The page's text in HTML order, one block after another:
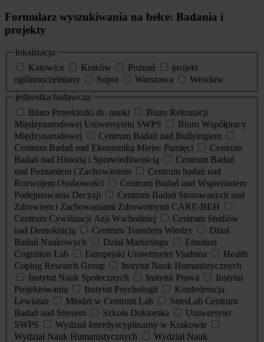
Formularz wyszukiwania na belce: Badania i
projekty
lokalizacja:
Katowice
Kraków Poznań
projekt
ogólnouczelniany
Sopot Warszawa
Wrocław
jednostka badawcza:
Biuro Prorektorki ds. nauki
Biuro Rekrutacji
Międzynarodowej Uniwersytetu SWPS
Biuro Współpracy
Międzynarodowej
Centrum Badań nad Bullyingiem
Centrum Badań nad Ekonomiką Miejsc Pamięci
Centrum
Badań nad Historią i Sprawiedliwością
Centrum Badań
nad Poznaniem i Zachowaniem
Centrum badań nad
Rozwojem Osobowości
Centrum Badań nad Wspieraniem
Podejmowania Decyzji
Centrum Badań Stosowanych nad
Zdrowiem i Zachowaniami Zdrowotnymi CARE-BEH
Centrum Cywilizacji Azji Wschodniej
Centrum Studiów
nad Demokracją
Centrum Transferu Wiedzy
Dział
Badań Naukowych
Dział Marketingu
Emotion
Cognition Lab
Europejski Uniwersytet Viadrina
Health
Coping Research Group
Instytut Nauk Humanistycznych
Instytut Nauk Społecznych
Instytut Prawa
Instytut
Projektowania
Instytut Psychologii
Konfederacja
Lewiatan
Młodzi w Centrum Lab
StresLab Centrum
Badań nad Stresem
Szkoła Doktorska
Uniwersytet
SWPS
Wydział Interdyscyplinarny w Krakowie
Wydział Nauk Humanistycznych
Wydział Nauk